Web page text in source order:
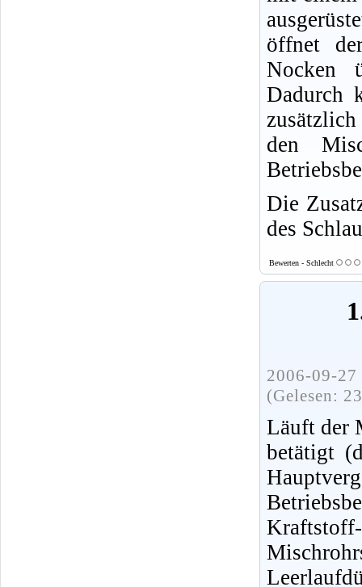
öffnet
Nocken
Dadurch
den
Die
des
Bewerten - Schlecht
2006-09-
(Gelesen:
Läuft der
betätigt